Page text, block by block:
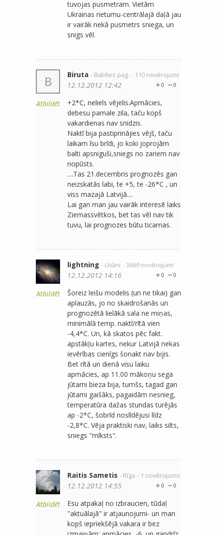
tuvojas pusmetram. Vietām
Ukrainas rietumu-centrālajā daļā jau
ir vairāk nekā pusmetrs sniega, un
snigs vēl.
B
Atbildēt
Biruta - Babītes pag. - 110 novērojumi
0
0
12.12.2012 12:42
+2*C, neliels vējelis.Apmācies,
debesu pamale zila, taču kopš
vakardienas nav snidzis.
Naktī bija pastiprinājies vējš, taču
laikam īsu brīdi, jo koki joprojām
balti apsniguši,sniegs no zariem nav
nopūsts.
....Tas 21.decembris prognozēs gan
neizskatās labi, te +5, te -26*C , un
viss mazajā Latvijā....
Lai gan man jau vairāk interesē laiks
Ziemassvētkos, bet tas vēl nav tik
tuvu, lai prognozes būtu ticamas.
Atbildēt
lightning - Līvāni - 3669 novērojumi
0
0
12.12.2012 14:16
Šoreiz leišu modelis (un ne tikai) gan
aplauzās, jo no skaidrošanās un
prognozētā lielākā sala ne miņas,
minimālā temp. naktī/rītā vien
-4,4*C. Un, kā skatos pēc fakt.
apstākļu kartes, nekur Latvijā nekas
ievērības cienīgs šonakt nav bijis.
Bet rītā un dienā visu laiku
apmācies, ap 11.00 mākoņu sega
jūtami bieza bija, tumšs, tagad gan
jūtami gaišāks, pagaidām nesnieg,
temperatūra dažas stundas turējās
ap -2*C, šobrīd noslīdējusi līdz
-2,8*C. Vēja praktiski nav, laiks silts,
sniegs "mīksts".
Atbildēt
Raitis Sametis - Rīga - 1 novērojums
0
0
12.12.2012 14:55
Esu atpakaļ no izbraucien, tūdaļ
"aktuālajā" ir atjaunojumi- un man
kopš iepriekšējā vakara ir bez